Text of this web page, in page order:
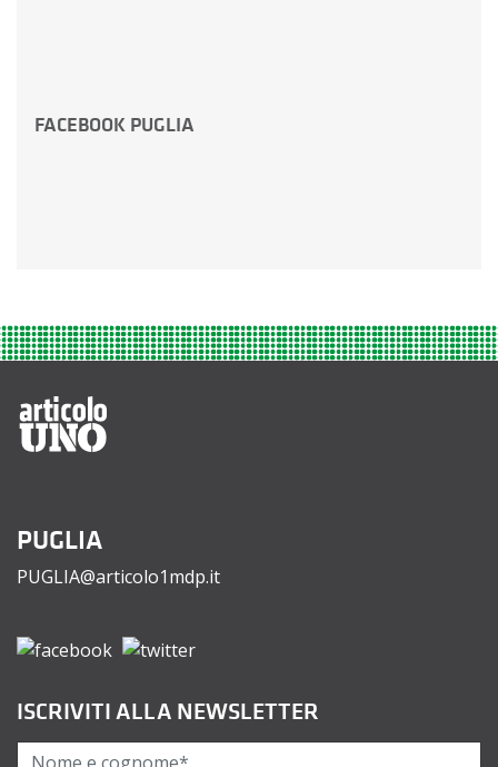
FACEBOOK PUGLIA
PUGLIA
PUGLIA@articolo1mdp.it
ISCRIVITI ALLA NEWSLETTER